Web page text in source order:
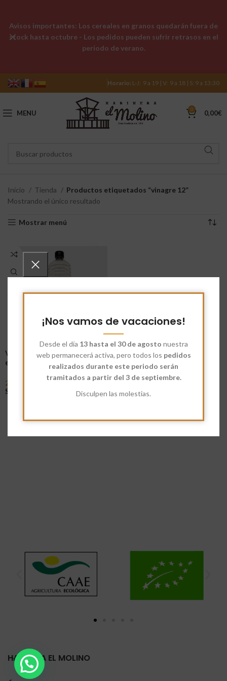
¡Nos vamos de vacaciones!
Desde el día 13 hasta el 30 de agosto nuestra
web permanecerá activa, pero todos los pedidos
realizados durante este periodo serán
tramitados a partir del 3 de septiembre.
Disculpen las molestias.
Horario: L-J: 9 a 19 | V: 9 a 18 | S: 9 a 13:30
MENU 0 0,00€
Inicio Tienda
Productos etiquetados “vinagre 12”
Mostrando el único resultado
Mostrar menú
Vinagre alcohol 12%
ecológico
2,65
Seleccionar Opciones
HARINERA EL MOLINO
Avisos importantes: Los cereales en granos quedarán fuera de
stock hasta octubre - Los pedidos pueden sufrir retrasos en el
período de verano.